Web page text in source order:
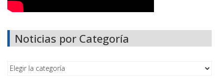
Noticias por Categoría